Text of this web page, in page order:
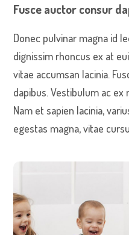
Fusce auctor consur
Donec pulvinar magna id
dignissim rhoncus ex at
vitae accumsan lacinia.
dapibus. Vestibulum ac
Nam et sapien lacinia,
egestas magna, vitae